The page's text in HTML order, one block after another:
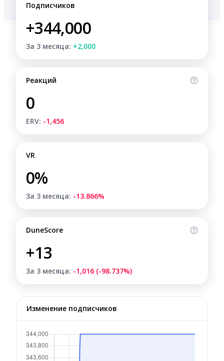
Подписчиков
+344,000
За 3 месяца: +2,000
Реакций
0
ERV: -1,456
VR
0%
За 3 месяца: -13.866%
DuneScore
+13
За 3 месяца: -1,016 (-98.737%)
Изменение подписчиков